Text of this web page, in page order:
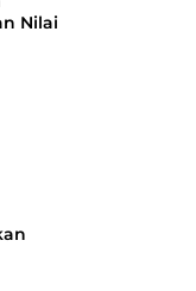
Nilai